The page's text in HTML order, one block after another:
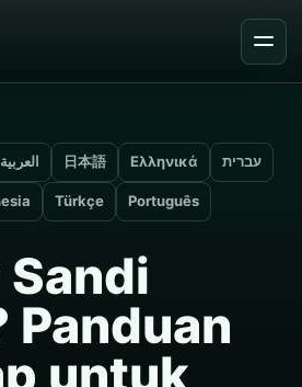
العربية 日本語 Ελληνικά עברית
Türkçe Português
Panduan
untuk